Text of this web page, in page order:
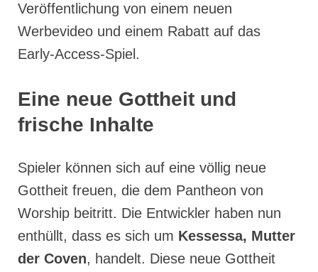
Veröffentlichung von einem neuen
Werbevideo und einem Rabatt auf das
Early-Access-Spiel.
Eine neue Gottheit und
frische Inhalte
Spieler können sich auf eine völlig neue
Gottheit freuen, die dem Pantheon von
Worship beitritt. Die Entwickler haben nun
enthüllt, dass es sich um Kessessa, Mutter
der Coven, handelt. Diese neue Gottheit